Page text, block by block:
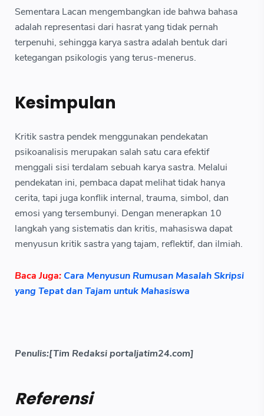
Sementara Lacan mengembangkan ide bahwa bahasa
adalah representasi dari hasrat yang tidak pernah
terpenuhi, sehingga karya sastra adalah bentuk dari
ketegangan psikologis yang terus-menerus.
Kesimpulan
Kritik sastra pendek menggunakan pendekatan
psikoanalisis merupakan salah satu cara efektif
menggali sisi terdalam sebuah karya sastra. Melalui
pendekatan ini, pembaca dapat melihat tidak hanya
cerita, tapi juga konflik internal, trauma, simbol, dan
emosi yang tersembunyi. Dengan menerapkan 10
langkah yang sistematis dan kritis, mahasiswa dapat
menyusun kritik sastra yang tajam, reflektif, dan ilmiah.
Baca Juga: Cara Menyusun Rumusan Masalah Skripsi
yang Tepat dan Tajam untuk Mahasiswa
Penulis:[Tim Redaksi portaljatim24.com]
Referensi